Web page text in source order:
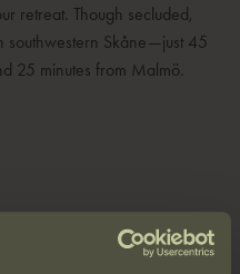
retreat. Though secluded,
southwestern Skåne—just 45
25 minutes from Malmö.